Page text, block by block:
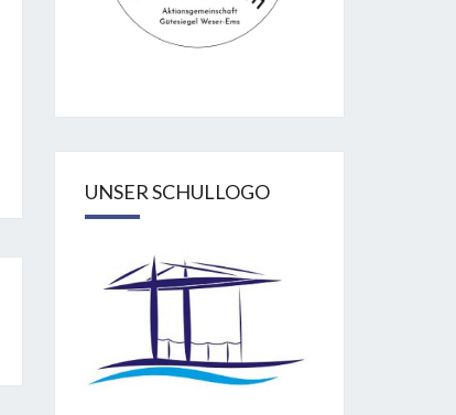
UNSER SCHULLOGO